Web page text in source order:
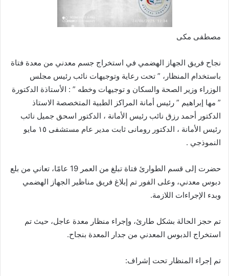
مصطفى مكى
نجاح فريق الجهاز الهضمي في استخراج جسم معدني من معدة فتاة
باستخدام المنظار، ” تحت رعاية وتوجيهات نائب رئيس مجلس
الوزراء وزير الصحة والسكان و توجيهات وخطه ” : الأستاذة الدكتورة
” مها إبراهيم ” رئيس أمانة المراكز الطبية المتخصصة الاستاذ
الدكتور أحمد رزق نائب رئيس الأمانة ، الدكتور اسحق جميل نائب
رئيس الأمانة ، الدكتور رومانى ثابت مدير عام مستشفى ١٥ مايو
النموذجي .
حضرت إلى قسم الطوارئ فتاة تبلغ من العمر 19 عامًا، تعاني من بلع
دبوس معدني، وعلى الفور تم إبلاغ فريق مناظير الجهاز الهضمي
وبدء الإجراءات اللازمة.
تم حجز الحالة بشكل طارئ، وإجراء منظار معدة عاجل، حيث تم
استخراج الدبوس المعدني من جدار المعدة بنجاح.
تم إجراء المنظار تحت إشراف: